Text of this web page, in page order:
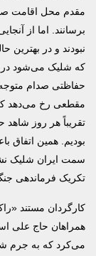
مقدم محل اقامت
برسانند. اما از
حفاظتی صدام
مقطعی رخ می‌دهد که
تقریباً هر روز
بودیم. همین اتفاق
سمت ایران شلیک
تکریک فرماندهی
کارگردان مستند
همراهان حاج علی
می‌کرد که به جرم